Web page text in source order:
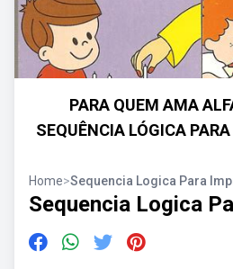
PARA QUEM AMA
SEQUÊNCIA LÓGICA
Home>Sequencia Logica Para
Sequencia Logica